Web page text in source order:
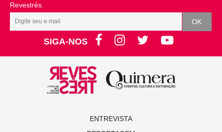
Revestrés.
SIGA-NOS
ENTREVISTA